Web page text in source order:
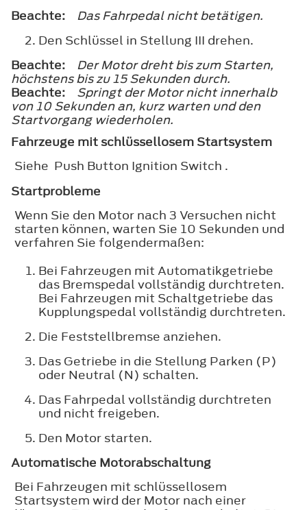
Beachte:
Das Fahrpedal nicht betätigen.
Den Schlüssel in Stellung III drehen.
Beachte:
Der Motor dreht bis zum Starten,
höchstens bis zu 15 Sekunden durch.
Beachte:
Springt der Motor nicht innerhalb
von 10 Sekunden an, kurz warten und den
Startvorgang wiederholen.
Fahrzeuge mit schlüssellosem Startsystem
Siehe Push Button Ignition Switch .
Startprobleme
Wenn Sie den Motor nach 3 Versuchen nicht
starten können, warten Sie 10 Sekunden und
verfahren Sie folgendermaßen:
Bei Fahrzeugen mit Automatikgetriebe
das Bremspedal vollständig durchtreten.
Bei Fahrzeugen mit Schaltgetriebe das
Kupplungspedal vollständig durchtreten.
Die Feststellbremse anziehen.
Das Getriebe in die Stellung Parken (P)
oder Neutral (N) schalten.
Das Fahrpedal vollständig durchtreten
und nicht freigeben.
Den Motor starten.
Automatische Motorabschaltung
Bei Fahrzeugen mit schlüssellosem
Startsystem wird der Motor nach einer